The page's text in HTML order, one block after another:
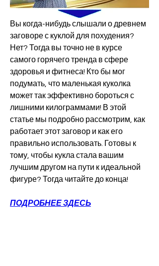
Вы когда-нибудь слышали о древнем
заговоре с куклой для похудения?
Нет? Тогда вы точно не в курсе
самого горячего тренда в сфере
здоровья и фитнеса! Кто бы мог
подумать, что маленькая куколка
может так эффективно бороться с
лишними килограммами! В этой
статье мы подробно рассмотрим, как
работает этот заговор и как его
правильно использовать. Готовы к
тому, чтобы кукла стала вашим
лучшим другом на пути к идеальной
фигуре? Тогда читайте до конца!
ПОДРОБНЕЕ ЗДЕСЬ